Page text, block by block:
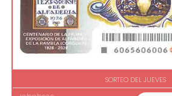
SORTEO DEL JUEVES